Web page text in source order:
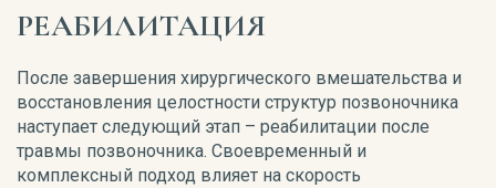
РЕАБИЛИТАЦИЯ
После завершения хирургического вмешательства и
восстановления целостности структур позвоночника
наступает следующий этап – реабилитации после
травмы позвоночника. Своевременный и
комплексный подход влияет на скорость